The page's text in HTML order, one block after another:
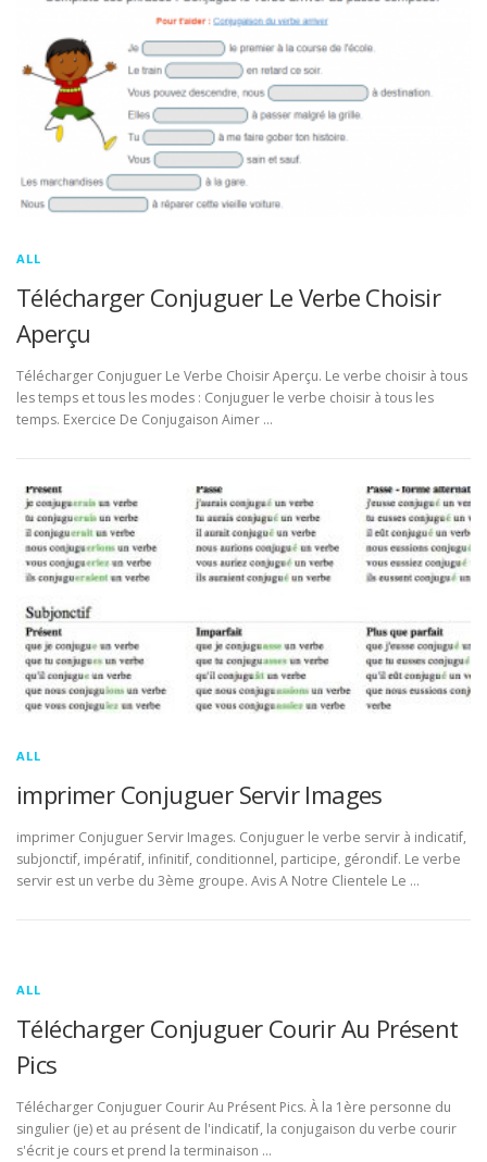
ALL
Télécharger Conjuguer Le Verbe Choisir
Aperçu
Télécharger Conjuguer Le Verbe Choisir Aperçu. Le verbe choisir à tous
les temps et tous les modes : Conjuguer le verbe choisir à tous les
temps. Exercice De Conjugaison Aimer …
ALL
imprimer Conjuguer Servir Images
imprimer Conjuguer Servir Images. Conjuguer le verbe servir à indicatif,
subjonctif, impératif, infinitif, conditionnel, participe, gérondif. Le verbe
servir est un verbe du 3ème groupe. Avis A Notre Clientele Le …
ALL
Télécharger Conjuguer Courir Au Présent
Pics
Télécharger Conjuguer Courir Au Présent Pics. À la 1ère personne du
singulier (je) et au présent de l'indicatif, la conjugaison du verbe courir
s'écrit je cours et prend la terminaison …